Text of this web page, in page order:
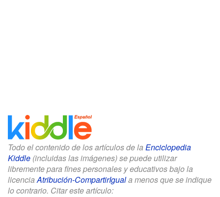
Todo el contenido de los artículos de la Enciclopedia
Kiddle (incluidas las imágenes) se puede utilizar
libremente para fines personales y educativos bajo la
licenciaAtribución-CompartirIguala menos que se indique
lo contrario. Citar este artículo: